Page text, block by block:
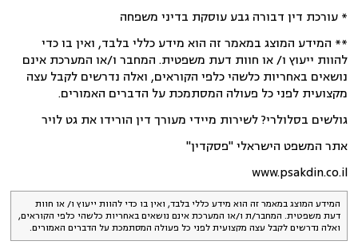
* עורכת דין דבורה גבע עוסקת בדיני משפחה
** המידע המוצג במאמר זה הוא מידע כללי בלבד, ואין בו כדי
להוות ייעוץ ו/ או חוות דעת משפטית. המחבר ו/או המערכת אינם
נושאים באחריות כלשהי כלפי הקוראים, ואלה נדרשים לקבל עצה
מקצועית לפני כל פעולה המסתמכת על הדברים האמורים.
גולשים בסלולרי? לשירות מיידי מעורך דין הורידו את גט לויר
אתר המשפט הישראלי "פסקדין"
www.psakdin.co.il
המידע המוצג במאמר זה הוא מידע כללי בלבד, ואין בו כדי להוות ייעוץ ו/ או חוות
דעת משפטית. המחבר/ת ו/או המערכת אינם נושאים באחריות כלשהי כלפי הקוראים,
ואלה נדרשים לקבל עצה מקצועית לפני כל פעולה המסתמכת על הדברים האמורים.